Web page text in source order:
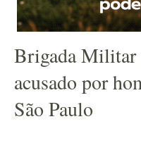
Brigada Militar
acusado por
São Paulo